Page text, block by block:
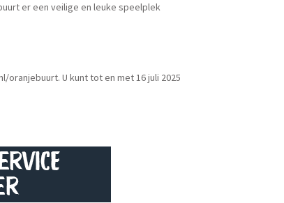
er een veilige en leuke speelplek
U kunt tot en met 16 juli 2025